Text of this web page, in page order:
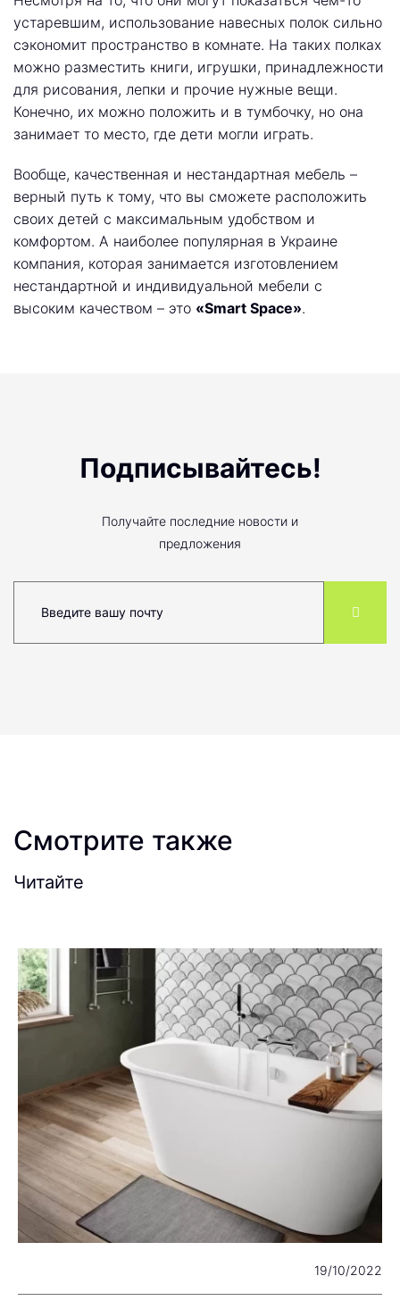
устаревшим, использование навесных полок сильно
сэкономит пространство в комнате. На таких полках
можно разместить книги, игрушки, принадлежности
для рисования, лепки и прочие нужные вещи.
Конечно, их можно положить и в тумбочку, но она
занимает то место, где дети могли играть.
Вообще, качественная и нестандартная мебель –
верный путь к тому, что вы сможете расположить
своих детей с максимальным удобством и
комфортом. А наиболее популярная в Украине
компания, которая занимается изготовлением
нестандартной и индивидуальной мебели с
высоким качеством – это «Smart Space».
Подписывайтесь!
Получайте последние новости и
предложения
Смотрите также
Читайте
19/10/2022